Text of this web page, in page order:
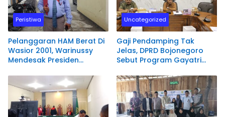
Peristiwa
Pelanggaran HAM Berat Di
Wasior 2001, Warinussy
Mendesak Presiden
RI Bentuk Tim Penyelidikan.
Uncategorized
Gaji Pendamping Tak
Jelas, DPRD Bojonegoro
Sebut Program Gayatri
Penyelewengan